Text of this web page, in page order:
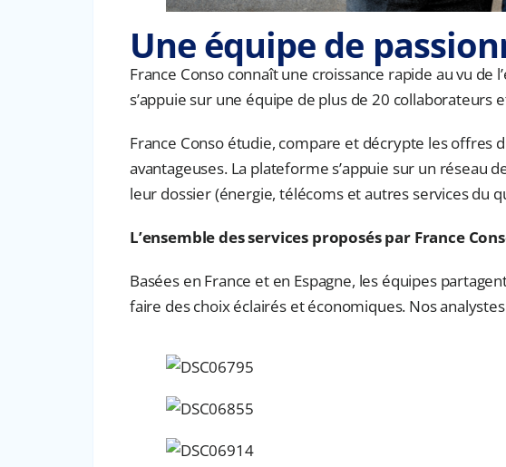
Une équipe de
France Conso connaît une croissance rapide au vu
s’appuie sur une équipe de plus de 20 collaborateurs
France Conso étudie, compare et décrypte les offres
avantageuses. La plateforme s’appuie sur un réseau
leur dossier (énergie, télécoms et autres services du
L’ensemble des services proposés par France
Basées en France et en Espagne, les équipes
faire des choix éclairés et économiques. Nos